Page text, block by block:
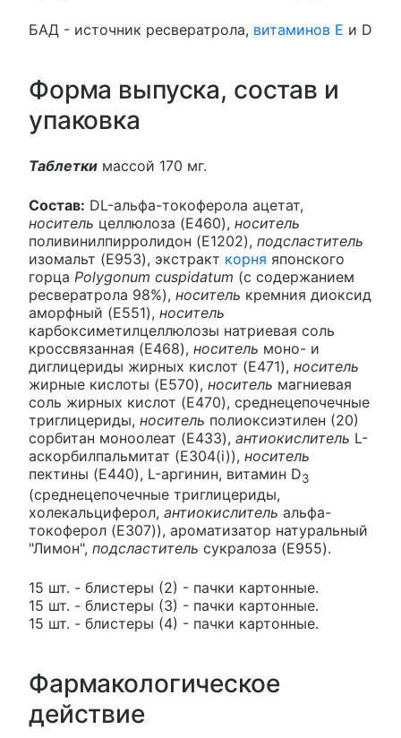
БАД - источник ресвератрола, витаминов Е и D
Форма выпуска, состав и
упаковка
Таблетки массой 170 мг.
Состав: DL-альфа-токоферола ацетат,
носитель целлюлоза (E460), носитель
поливинилпирролидон (E1202), подсластитель
изомальт (E953), экстракт корня японского
горца Polygonum cuspidatum (с содержанием
ресвератрола 98%), носитель кремния диоксид
аморфный (E551), носитель
карбоксиметилцеллюлозы натриевая соль
кроссвязанная (E468), носитель моно- и
диглицериды жирных кислот (E471), носитель
жирные кислоты (E570), носитель магниевая
соль жирных кислот (E470), среднецепочечные
триглицериды, носитель полиоксиэтилен (20)
сорбитан моноолеат (E433), антиокислитель L-
аскорбилпальмитат (E304(i)), носитель
пектины (E440), L-аргинин, витамин D3
(среднецепочечные триглицериды,
холекальциферол, антиокислитель альфа-
токоферол (E307)), ароматизатор натуральный
"Лимон", подсластитель сукралоза (E955).
15 шт. - блистеры (2) - пачки картонные.
15 шт. - блистеры (3) - пачки картонные.
15 шт. - блистеры (4) - пачки картонные.
Фармакологическое
действие